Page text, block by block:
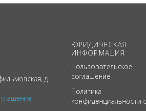
д.
ЮРИДИЧЕСКАЯ
ИНФОРМАЦИЯ
Пользовательское
соглашение
Политика
конфиденциальности